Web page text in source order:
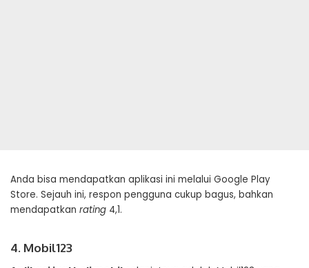
Anda bisa mendapatkan aplikasi ini melalui Google Play
Store. Sejauh ini, respon pengguna cukup bagus, bahkan
mendapatkan rating 4,1.
4. Mobil123